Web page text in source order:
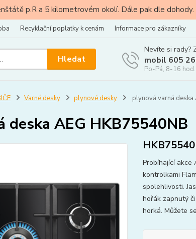
p.R a 5 kilometrovém okolí. Dále pak dle dohody.
Recyklační poplatky k cenám Informace pro zákazníky
Hledat
Nevíte si rady?
mobil 605
Po-Pá, 8-16 hod.
Varné desky plynové desky plynová varná deska
deska AEG HKB75540NB
Probíhající akce
kontrolkami
spolehlivosti.
hořák zapnutý
horká. Můžete